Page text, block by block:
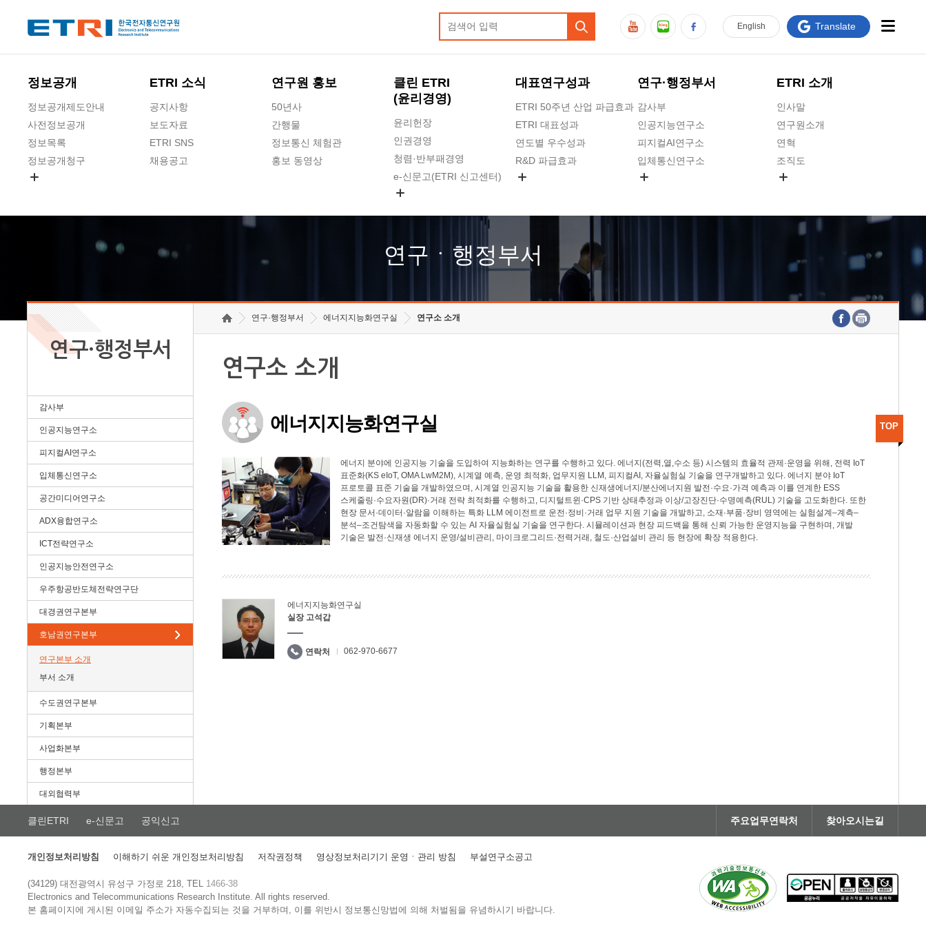
정보공개
정보공개제도안내
사전정보공개
정보목록
정보공개청구
ETRI 소식
공지사항
보도자료
ETRI SNS
채용공고
연구원 홍보
50년사
간행물
정보통신 체험관
홍보 동영상
클린 ETRI
(윤리경영)
윤리헌장
인권경영
청렴·반부패경영
e-신문고(ETRI 신고센터)
고객의소리
수의계약 현황
대표연구성과
ETRI 50주년 산업 파급효과
ETRI 대표성과
연도별 우수성과
R&D 파급효과
연구·행정부서
감사부
인공지능연구소
피지컬AI연구소
입체통신연구소
호남권연구본부
기획본부
ETRI 소개
인사말
연구원소개
연혁
조직도
연구원 고객헌장
주요업무연락처
English Translate
연구ㆍ행정부서
연구·행정부서
감사부
인공지능연구소
피지컬AI연구소
입체통신연구소
공간미디어연구소
ADX융합연구소
ICT전략연구소
인공지능안전연구소
우주항공반도체전략연구단
대경권연구본부
호남권연구본부
연구본부 소개
부서 소개
수도권연구본부
기획본부
사업화본부
행정본부
대외협력부
연구·행정부서 에너지지능화연구실 연구소 소개
연구소 소개
에너지지능화연구실
에너지 분야에 인공지능 기술을 도입하여 지능화하는 연구를 수행하고 있다. 에너지(전력,열,수소 등) 시스템의 효율적 관제·운영을 위해, 전력 IoT
표준화(KS eIoT, OMA LwM2M), 시계열 예측, 운영 최적화, 업무지원 LLM, 피지컬AI, 자율실험실 기술을 연구개발하고 있다. 에너지 분야 IoT
프로토콜 표준 기술을 개발하였으며, 시계열 인공지능 기술을 활용한 신재생에너지/분산에너지원 발전·수요·가격 예측과 이를 연계한 ESS
스케줄링·수요자원(DR)·거래 전략 최적화를 수행하고, 디지털트윈·CPS 기반 상태추정과 이상/고장진단·수명예측(RUL) 기술을 고도화한다. 또한
현장 문서·데이터·알람을 이해하는 특화 LLM 에이전트로 운전·정비·거래 업무 지원 기술을 개발하고, 소재·부품·장비 영역에는 실험설계–계측–
분석–조건탐색을 자동화할 수 있는 AI 자율실험실 기술을 연구한다. 시뮬레이션과 현장 피드백을 통해 신뢰 가능한 운영지능을 구현하며, 개발
기술은 발전·신재생 에너지 운영/설비관리, 마이크로그리드·전력거래, 철도·산업설비 관리 등 현장에 확장 적용한다.
에너지지능화연구실
실장 고석갑
연락처 062-970-6677
TOP
클린ETRI e-신문고 공익신고 주요업무연락처 찾아오시는길
개인정보처리방침 이해하기 쉬운 개인정보처리방침 저작권정책 영상정보처리기기 운영ㆍ관리 방침 부설연구소공고
(34129) 대전광역시 유성구 가정로 218, TEL 1466-38
Electronics and Telecommunications Research Institute.All rights reserved.
본 홈페이지에 게시된 이메일 주소가 자동수집되는 것을 거부하며, 이를 위반시 정보통신망법에 의해 처벌됨을 유념하시기 바랍니다.